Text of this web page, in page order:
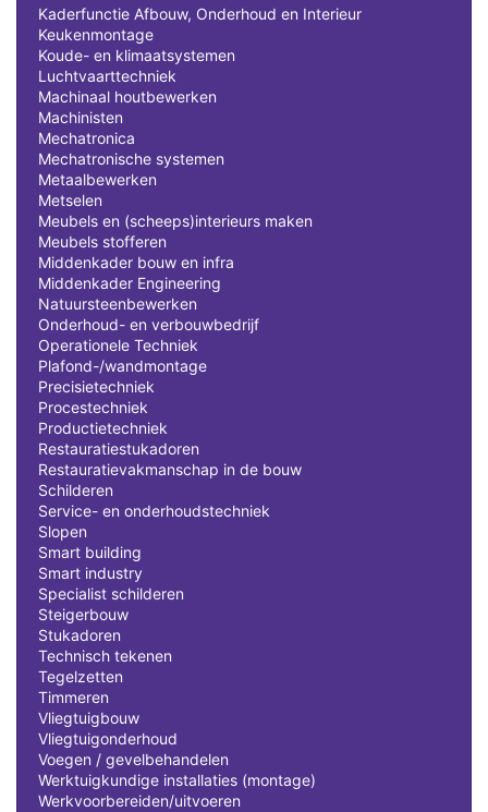
Kaderfunctie Afbouw, Onderhoud en Interieur
Keukenmontage
Koude- en klimaatsystemen
Luchtvaarttechniek
Machinaal houtbewerken
Machinisten
Mechatronica
Mechatronische systemen
Metaalbewerken
Metselen
Meubels en (scheeps)interieurs maken
Meubels stofferen
Middenkader bouw en infra
Middenkader Engineering
Natuursteenbewerken
Onderhoud- en verbouwbedrijf
Operationele Techniek
Plafond-/wandmontage
Precisietechniek
Procestechniek
Productietechniek
Restauratiestukadoren
Restauratievakmanschap in de bouw
Schilderen
Service- en onderhoudstechniek
Slopen
Smart building
Smart industry
Specialist schilderen
Steigerbouw
Stukadoren
Technisch tekenen
Tegelzetten
Timmeren
Vliegtuigbouw
Vliegtuigonderhoud
Voegen / gevelbehandelen
Werktuigkundige installaties (montage)
Werkvoorbereiden/uitvoeren